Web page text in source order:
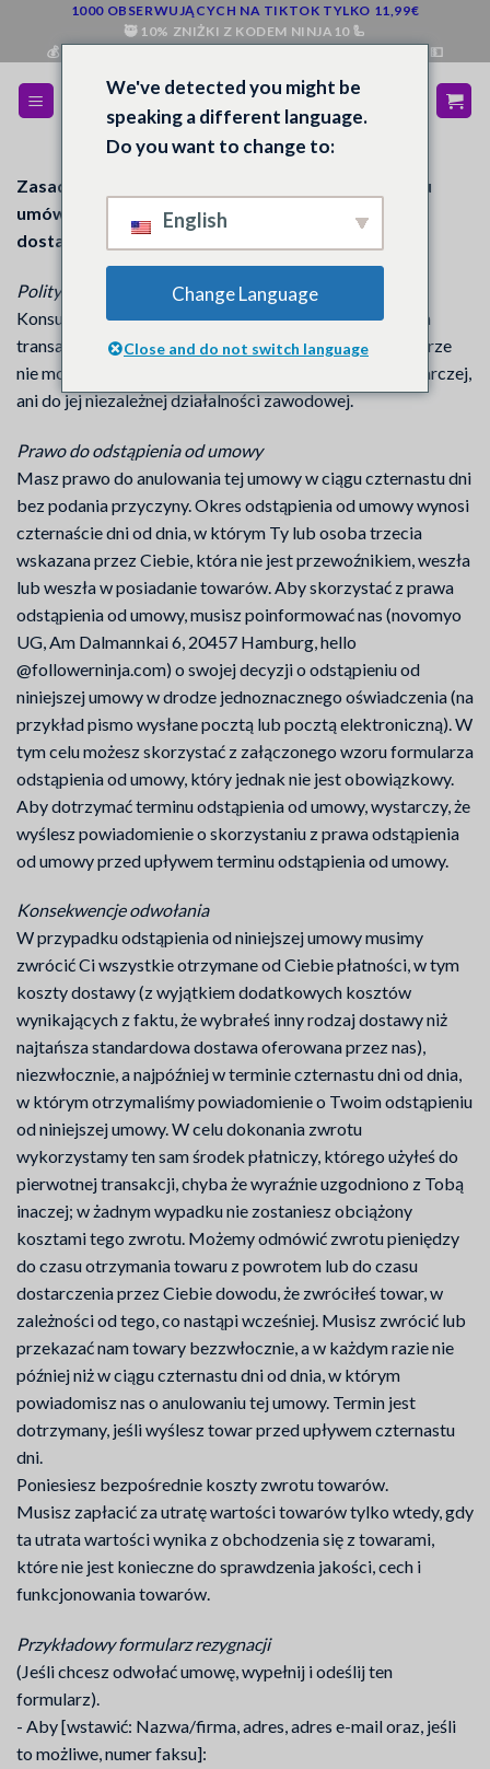
treści
1000 OBSERWUJĄCYCH NA TIKTOK TYLKO 11,99€
🥷 10% ZNIŻKI Z KODEM NINJA10 🦾
💰 ZWROT PIENIĘDZY, JEŚLI NIE JESTEŚ ZADOWOLONY 💵
Zasady anulowania dla konsumentów w przypadku
umów, w których towary są dostarczane w jednej
dostawie
Polityka anulowania
Konsumentem jest każda osoba fizyczna, która zawiera
transakcję prawną w celach, które w przeważającej mierze
nie mogą być przypisane ani do jej działalności gospodarczej,
ani do jej niezależnej działalności zawodowej.
Prawo do odstąpienia od umowy
Masz prawo do anulowania tej umowy w ciągu czternastu dni
bez podania przyczyny. Okres odstąpienia od umowy wynosi
czternaście dni od dnia, w którym Ty lub osoba trzecia
wskazana przez Ciebie, która nie jest przewoźnikiem, weszła
lub weszła w posiadanie towarów. Aby skorzystać z prawa
odstąpienia od umowy, musisz poinformować nas (novomyo
UG, Am Dalmannkai 6, 20457 Hamburg, hello
@followerninja.com) o swojej decyzji o odstąpieniu od
niniejszej umowy w drodze jednoznacznego oświadczenia (na
przykład pismo wysłane pocztą lub pocztą elektroniczną). W
tym celu możesz skorzystać z załączonego wzoru formularza
odstąpienia od umowy, który jednak nie jest obowiązkowy.
Aby dotrzymać terminu odstąpienia od umowy, wystarczy, że
wyślesz powiadomienie o skorzystaniu z prawa odstąpienia
od umowy przed upływem terminu odstąpienia od umowy.
Konsekwencje odwołania
W przypadku odstąpienia od niniejszej umowy musimy
zwrócić Ci wszystkie otrzymane od Ciebie płatności, w tym
koszty dostawy (z wyjątkiem dodatkowych kosztów
wynikających z faktu, że wybrałeś inny rodzaj dostawy niż
najtańsza standardowa dostawa oferowana przez nas),
niezwłocznie, a najpóźniej w terminie czternastu dni od dnia,
w którym otrzymaliśmy powiadomienie o Twoim odstąpieniu
od niniejszej umowy. W celu dokonania zwrotu
wykorzystamy ten sam środek płatniczy, którego użyłeś do
pierwotnej transakcji, chyba że wyraźnie uzgodniono z Tobą
inaczej; w żadnym wypadku nie zostaniesz obciążony
kosztami tego zwrotu. Możemy odmówić zwrotu pieniędzy
do czasu otrzymania towaru z powrotem lub do czasu
dostarczenia przez Ciebie dowodu, że zwróciłeś towar, w
zależności od tego, co nastąpi wcześniej. Musisz zwrócić lub
przekazać nam towary bezzwłocznie, a w każdym razie nie
później niż w ciągu czternastu dni od dnia, w którym
powiadomisz nas o anulowaniu tej umowy. Termin jest
dotrzymany, jeśli wyślesz towar przed upływem czternastu
dni.
Poniesiesz bezpośrednie koszty zwrotu towarów.
Musisz zapłacić za utratę wartości towarów tylko wtedy, gdy
ta utrata wartości wynika z obchodzenia się z towarami,
które nie jest konieczne do sprawdzenia jakości, cech i
funkcjonowania towarów.
Przykładowy formularz rezygnacji
(Jeśli chcesz odwołać umowę, wypełnij i odeślij ten
formularz).
- Aby [wstawić: Nazwa/firma, adres, adres e-mail oraz, jeśli
to możliwe, numer faksu]:
We've detected you might be
speaking a different language.
Do you want to change to:
English
Change Language
Close and do not switch language